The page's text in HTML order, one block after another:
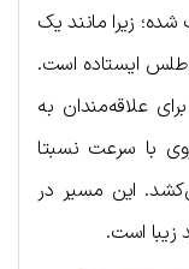
زیرا مانند یک
ایستاده است.
علاقه‌مندان به
با سرعت نسبتا
این مسیر در
زیبا است.